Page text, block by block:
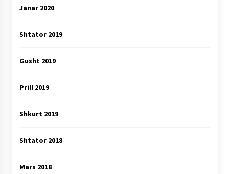
Janar 2020
Shtator 2019
Gusht 2019
Prill 2019
Shkurt 2019
Shtator 2018
Mars 2018